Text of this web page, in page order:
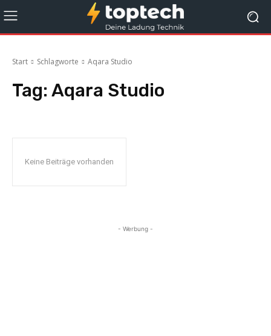
Start Schlagworte Aqara Studio
Tag: Aqara Studio
Keine Beiträge vorhanden
- Werbung -